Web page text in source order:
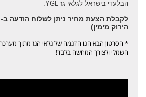
הבלעדי בישראל לגלאי גז YGL.
הירוק מימין)
* הסרטון הבא הנו הדגמה של גלאי הגז מתוך מערכת
חשמלי ולצורך המחשה בלבד!